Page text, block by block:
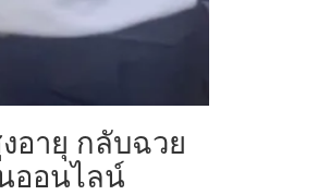
อายุ กลับฉวย
ออนไลน์